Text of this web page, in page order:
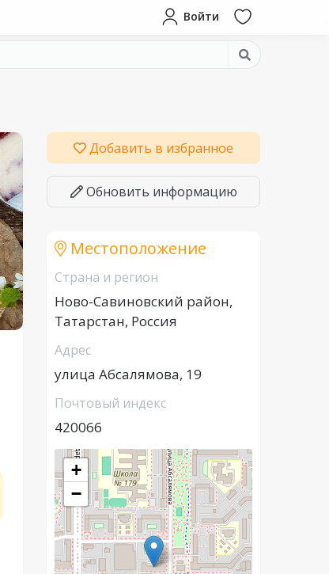
Войти
Добавить в избранное
Обновить информацию
Местоположение
Страна и регион
Ново-Савиновский район,
Татарстан, Россия
Адрес
улица Абсалямова, 19
Почтовый индекс
420066
+
−